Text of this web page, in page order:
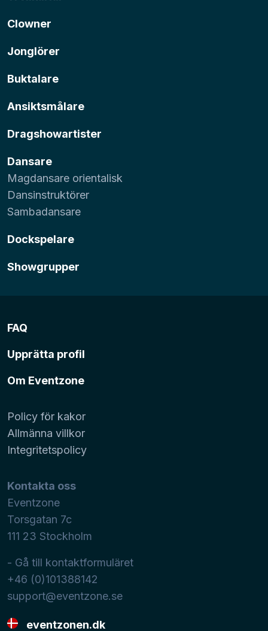
Clowner
Jonglörer
Buktalare
Ansiktsmålare
Dragshowartister
Dansare
Magdansare orientalisk
Dansinstruktörer
Sambadansare
Dockspelare
Showgrupper
FAQ
Upprätta profil
Om Eventzone
Policy för kakor
Allmänna villkor
Integritetspolicy
Kontakta oss
Eventzone
Torsgatan 7c
111 23 Stockholm
- Gå till kontaktformuläret
+46 (0)101388142
support@eventzone.se
eventzonen.dk